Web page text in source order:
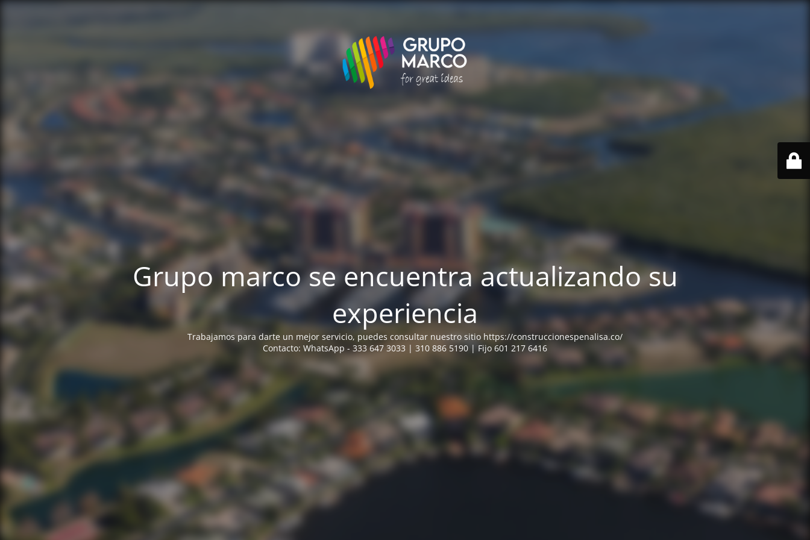
Grupo marco se encuentra actualizando su
experiencia
Trabajamos para darte un mejor servicio, puedes consultar nuestro sitio https://construccionespenalisa.co/
Contacto: WhatsApp - 333 647 3033 | 310 886 5190 | Fijo 601 217 6416